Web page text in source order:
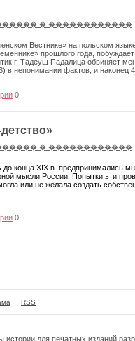
� ������������
Вестнике» на польском
прошлого года,
г. Тадеуш Падалица обвиняет
в непонимании фактов, и наконец
0
� ������������
до конца XIX в. предпри­нимались
мысли России. Попытки эти
или не желала создать
0
RSS
истории для печатных изданий